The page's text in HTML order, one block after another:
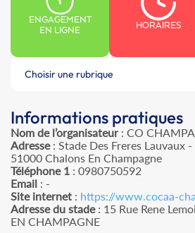
ENGAGEMENT
EN LIGNE
HORAIRES
Choisir une rubrique
Informations pratiques
Nom de l’organisateur: CO
Adresse: Stade Des Freres Lauvaux -
51000 Chalons En Champagne
Téléphone 1 : 0980750592
Email : -
Site internet : https://www.cocaa-
Adresse du stade: 15 Rue Rene
EN CHAMPAGNE